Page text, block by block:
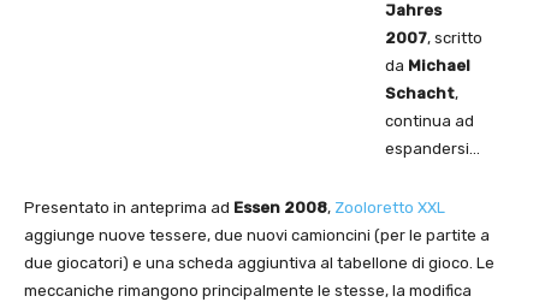
Jahres
2007, scritto
da Michael
Schacht,
continua ad
espandersi…
Presentato in anteprima ad Essen 2008, Zooloretto XXL
aggiunge nuove tessere, due nuovi camioncini (per le partite a
due giocatori) e una scheda aggiuntiva al tabellone di gioco. Le
meccaniche rimangono principalmente le stesse, la modifica